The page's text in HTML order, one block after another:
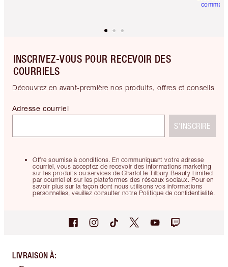
INSCRIVEZ-VOUS POUR RECEVOIR DES
COURRIELS
Découvrez en avant-première nos produits, offres et conseils
Offre soumise à conditions. En communiquant votre adresse
courriel, vous acceptez de recevoir des informations marketing
sur les produits ou services de Charlotte Tilbury Beauty Limited
par courriel et sur les plateformes des réseaux sociaux. Pour en
savoir plus sur la façon dont nous utilisons vos informations
personnelles, veuillez consulter notre Politique de confidentialité.
Adresse courriel
S’INSCRIRE
LIVRAISON À: